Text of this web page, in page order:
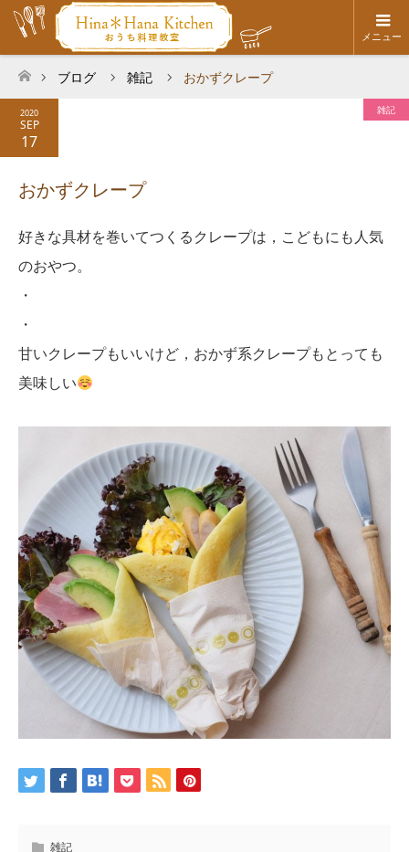
メニュー
ホーム
ブログ 雑記 おかずクレープ
2020
SEP
17
雑記
おかずクレープ
好きな具材を巻いてつくるクレープは，こどもにも人気
のおやつ。
・
・
甘いクレープもいいけど，おかず系クレープもとっても
美味しい
雑記